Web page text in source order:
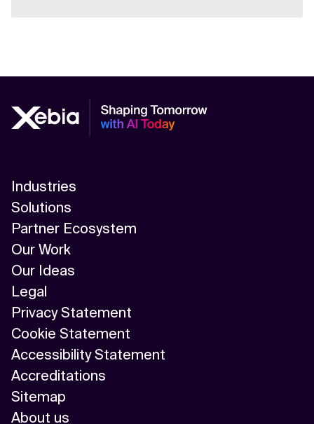
Industries
Solutions
Partner Ecosystem
Our Work
Our Ideas
Legal
Privacy Statement
Cookie Statement
Accessibility Statement
Accreditations
Sitemap
About us